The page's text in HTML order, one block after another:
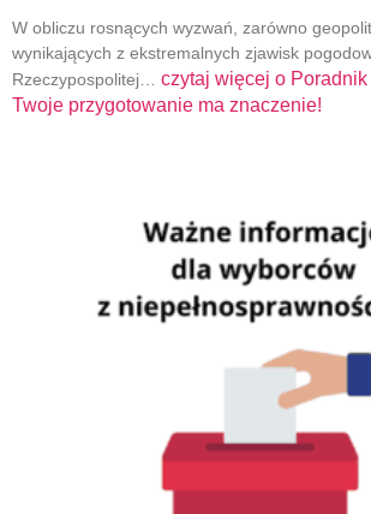
W obliczu rosnących wyzwań, zarówno
wynikających z ekstremalnych zjawisk
Rzeczypospolitej… czytaj więcej o
Twoje przygotowanie ma znaczenie!